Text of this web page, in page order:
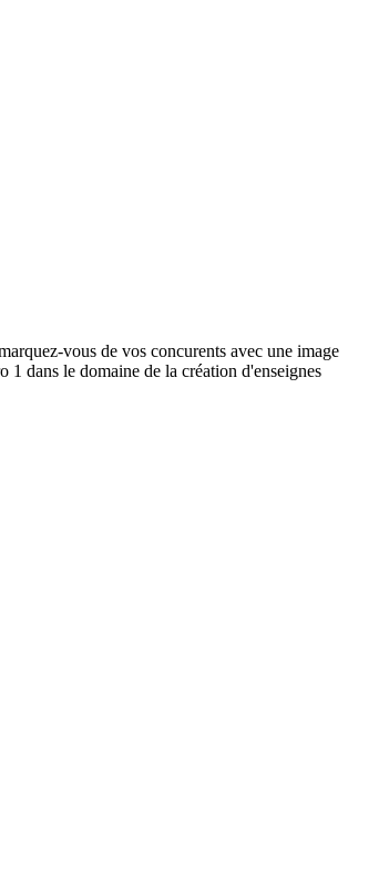
vous de vos concurents avec une image
1 dans le domaine de la création d'enseignes